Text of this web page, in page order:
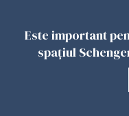
Este important
spațiul